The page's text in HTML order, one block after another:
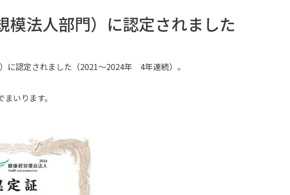
法人部門）に認定されました
に認定されました（2021～2024年 4年連続）。
いります。